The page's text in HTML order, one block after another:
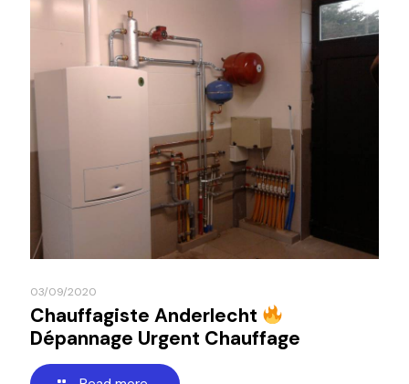
03/09/2020
Chauffagiste Anderlecht
Dépannage Urgent Chauffage